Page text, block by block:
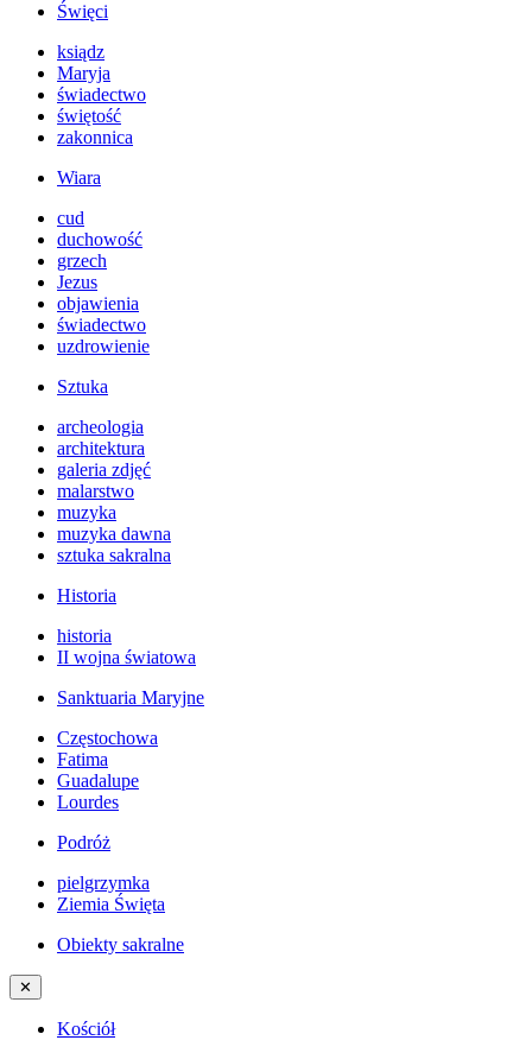
Święci
ksiądz
Maryja
świadectwo
świętość
zakonnica
Wiara
cud
duchowość
grzech
Jezus
objawienia
świadectwo
uzdrowienie
Sztuka
archeologia
architektura
galeria zdjęć
malarstwo
muzyka
muzyka dawna
sztuka sakralna
Historia
historia
II wojna światowa
Sanktuaria Maryjne
Częstochowa
Fatima
Guadalupe
Lourdes
Podróż
pielgrzymka
Ziemia Święta
Obiekty sakralne
✕
Kościół